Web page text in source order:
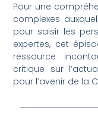
Pour une
complexes
pour saisir les
expertes, cet
ressource
critique sur
pour l’avenir de la